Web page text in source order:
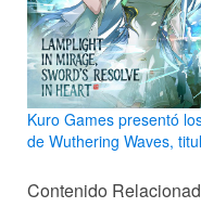
Kuro Games presentó
de Wuthering Waves,
Contenido